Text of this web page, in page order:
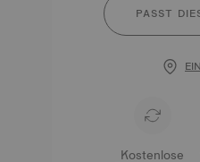
PASST
Kostenlose